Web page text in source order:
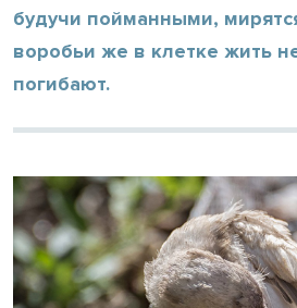
будучи пойманными,
воробьи же в клетке жить
погибают.